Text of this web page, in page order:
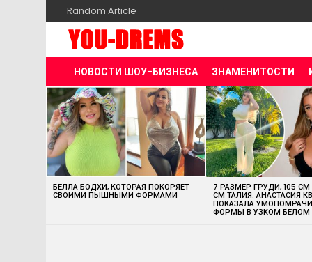
Random Article
НОВОСТИ ШОУ-БИЗНЕСА ЗНАМЕНИТОСТИ
MOST
VIEWED
STORIES
БЕЛЛА БОДХИ, КОТОРАЯ ПОКОРЯЕТ
СВОИМИ ПЫШНЫМИ ФОРМАМИ
7 РАЗМЕР ГРУДИ, 105
СМ ТАЛИЯ: АНАСТАСИЯ
ПОКАЗАЛА
ФОРМЫ В УЗКОМ БЕЛОМ